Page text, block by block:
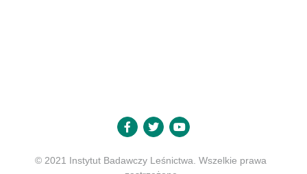
© 2021 Instytut Badawczy Leśnictwa. Wszelkie prawa